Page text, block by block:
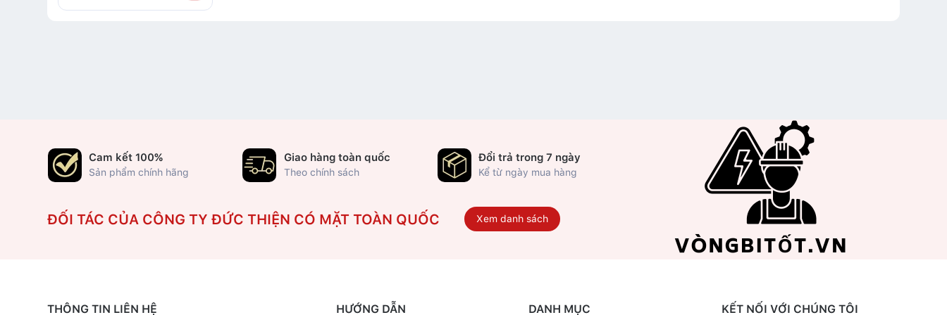
Cam kết 100%
Sản phẩm chính hãng
Giao hàng toàn quốc
Theo chính sách
Đổi trả trong 7 ngày
Kể từ ngày mua hàng
ĐỐI TÁC CỦA CÔNG TY ĐỨC THIỆN CÓ MẶT TOÀN QUỐC Xem danh sách
THÔNG TIN LIÊN HỆ HƯỚNG DẪN DANH MỤC KẾT NỐI VỚI CHÚNG TÔI